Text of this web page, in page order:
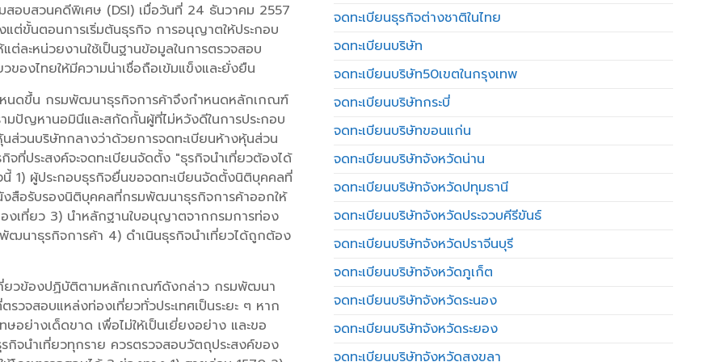
อบสวนคดีพิเศษ (DSI) เมื่อวันที่ 24 ธันวาคม 2557
ต่ขั้นตอนการเริ่มต้นธุรกิจ การอนุญาตให้ประกอบ
ต่ละหน่วยงานใช้เป็นฐานข้อมูลในการตรวจสอบ
งไทยให้มีความน่าเชื่อถือเข้มแข็งและยั่งยืน
นดขึ้น กรมพัฒนาธุรกิจการค้าจึงกำหนดหลักเกณฑ์
มปัญหานอมินีและสกัดกั้นผู้ที่ไม่หวังดีในการประกอบ
ส่วนบริษัทกลางว่าด้วยการจดทะเบียนห้างหุ้นส่วน
ที่ประสงค์จะจดทะเบียนจัดตั้ง "ธุรกิจนำเที่ยวต้องได้
ผู้ประกอบธุรกิจยื่นขอจดทะเบียนจัดตั้งนิติบุคคลที่
สือรับรองนิติบุคคลที่กรมพัฒนาธุรกิจการค้าออกให้
งเที่ยว 3) นำหลักฐานใบอนุญาตจากกรมการท่อง
ฒนาธุรกิจการค้า 4) ดำเนินธุรกิจนำเที่ยวได้ถูกต้อง
ยวข้องปฏิบัติตามหลักเกณฑ์ดังกล่าว กรมพัฒนา
วจสอบแหล่งท่องเที่ยวทั่วประเทศเป็นระยะ ๆ หาก
อย่างเด็ดขาด เพื่อไม่ให้เป็นเยี่ยงอย่าง และขอ
กิจนำเที่ยวทุกราย ควรตรวจสอบวัตถุประสงค์ของ
จดทะเบียนธุรกิจต่างชาติในไทย
จดทะเบียนบริษัท
จดทะเบียนบริษัท50เขตในกรุงเทพ
จดทะเบียนบริษัทกระบี่
จดทะเบียนบริษัทขอนแก่น
จดทะเบียนบริษัทจังหวัดน่าน
จดทะเบียนบริษัทจังหวัดปทุมธานี
จดทะเบียนบริษัทจังหวัดประจวบคีรีขันธ์
จดทะเบียนบริษัทจังหวัดปราจีนบุรี
จดทะเบียนบริษัทจังหวัดภูเก็ต
จดทะเบียนบริษัทจังหวัดระนอง
จดทะเบียนบริษัทจังหวัดระยอง
จดทะเบียนบริษัทจังหวัดสงขลา